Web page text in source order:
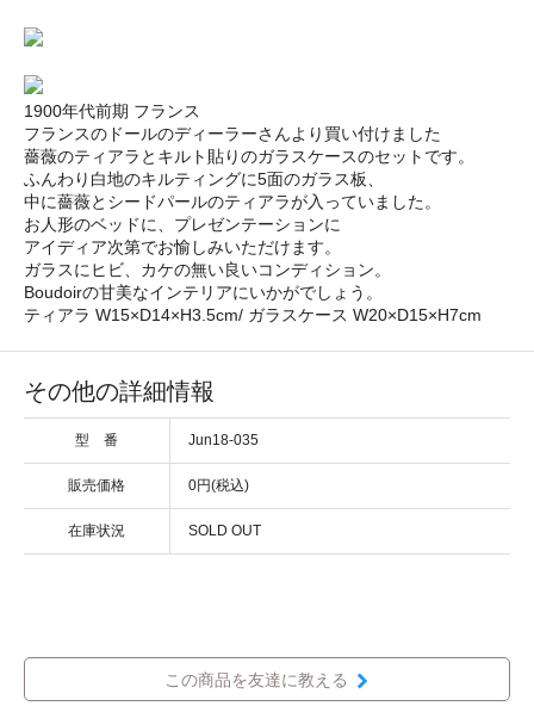
1900年代前期 フランス
フランスのドールのディーラーさんより買い付けました
薔薇のティアラとキルト貼りのガラスケースのセットです。
ふんわり白地のキルティングに5面のガラス板、
中に薔薇とシードパールのティアラが入っていました。
お人形のベッドに、プレゼンテーションに
アイディア次第でお愉しみいただけます。
ガラスにヒビ、カケの無い良いコンディション。
Boudoirの甘美なインテリアにいかがでしょう。
ティアラ W15×D14×H3.5cm/ ガラスケース W20×D15×H7cm
その他の詳細情報
型 番 Jun18-035
販売価格 0円(税込)
在庫状況 SOLD OUT
この商品を友達に教える